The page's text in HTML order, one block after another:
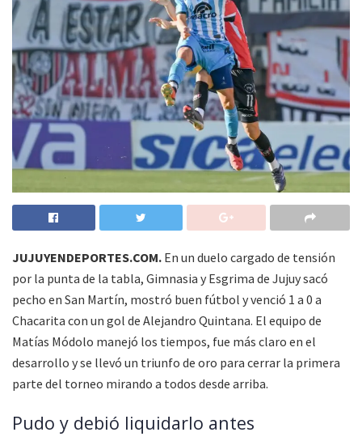
JUJUYENDEPORTES.COM. En un duelo cargado de tensión
por la punta de la tabla, Gimnasia y Esgrima de Jujuy sacó
pecho en San Martín, mostró buen fútbol y venció 1 a 0 a
Chacarita con un gol de Alejandro Quintana. El equipo de
Matías Módolo manejó los tiempos, fue más claro en el
desarrollo y se llevó un triunfo de oro para cerrar la primera
parte del torneo mirando a todos desde arriba.
Pudo y debió liquidarlo antes